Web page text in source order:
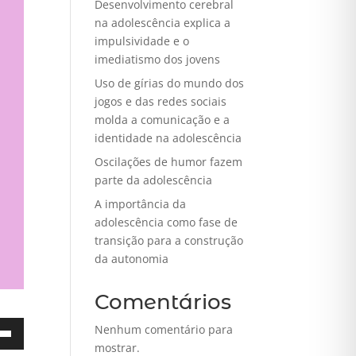
Desenvolvimento cerebral
na adolescência explica a
impulsividade e o
imediatismo dos jovens
Uso de gírias do mundo dos
jogos e das redes sociais
molda a comunicação e a
identidade na adolescência
Oscilações de humor fazem
parte da adolescência
A importância da
adolescência como fase de
transição para a construção
da autonomia
Comentários
Nenhum comentário para
mostrar.